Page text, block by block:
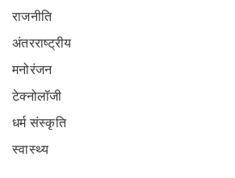
राजनीति
अंतरराष्ट्रीय
मनोरंजन
टेक्नोलॉजी
धर्म संस्कृति
स्वास्थ्य